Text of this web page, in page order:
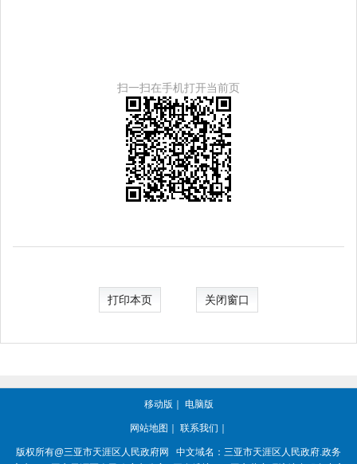
扫一扫在手机打开当前页
打印本页 关闭窗口
移动版 ｜ 电脑版
网站地图 ｜ 联系我们 ｜
版权所有@三亚市天涯区人民政府网 中文域名： 三亚市天涯区人民政府.政务